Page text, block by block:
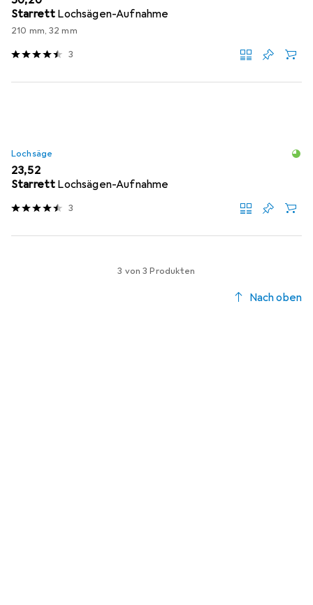
Starrett Lochsägen-Aufnahme
210 mm, 32 mm
3
Lochsäge
EUR
23,52
Starrett Lochsägen-Aufnahme
3
3 von 3 Produkten
Nach oben